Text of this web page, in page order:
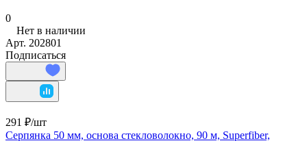
0
Нет в наличии
Арт. 202801
Подписаться
291 ₽/шт
Серпянка 50 мм, основа стекловолокно, 90 м, Superfiber,